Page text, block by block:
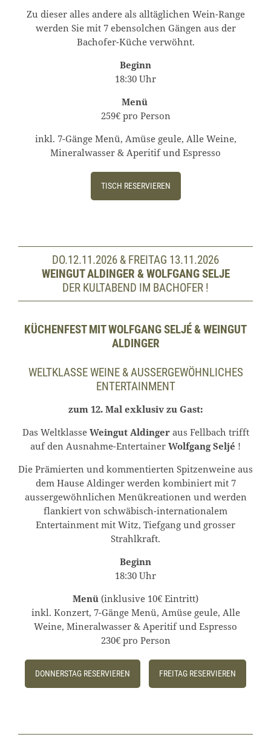
Zu dieser alles andere als alltäglichen Wein-Range
werden Sie mit 7 ebensolchen Gängen aus der
Bachofer-Küche verwöhnt.
Beginn
18:30 Uhr
Menü
259€ pro Person
inkl. 7-Gänge Menü, Amüse geule, Alle Weine,
Mineralwasser & Aperitif und Espresso
TISCH RESERVIEREN
DO.12.11.2026 & FREITAG 13.11.2026
WEINGUT ALDINGER & WOLFGANG SELJE
DER KULTABEND IM BACHOFER !
KÜCHENFEST MIT WOLFGANG SELJÉ & WEINGUT
ALDINGER
WELTKLASSE WEINE & AUSSERGEWÖHNLICHES E
NTERTAINMENT
zum 12. Mal exklusiv zu Gast:
Das Weltklasse Weingut Aldingeraus Fellbach trifft
auf den Ausnahme-Entertainer Wolfgang Seljé !
Die Prämierten und kommentierten Spitzenweine aus
dem Hause Aldinger werden kombiniert mit 7
aussergewöhnlichen Menükreationen und werden
flankiert von schwäbisch-internationalem
Entertainment mit Witz, Tiefgang und grosser
Strahlkraft.
Beginn
18:30 Uhr
Menü (inklusive 10€ Eintritt)
inkl. Konzert, 7-Gänge Menü, Amüse geule, Alle
Weine, Mineralwasser & Aperitif und Espresso
230€ pro Person
DONNERSTAG RESERVIEREN FREITAG RESERVIEREN